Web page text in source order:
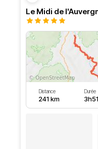
Le Midi de
Distance
241 km
Durée
3h51